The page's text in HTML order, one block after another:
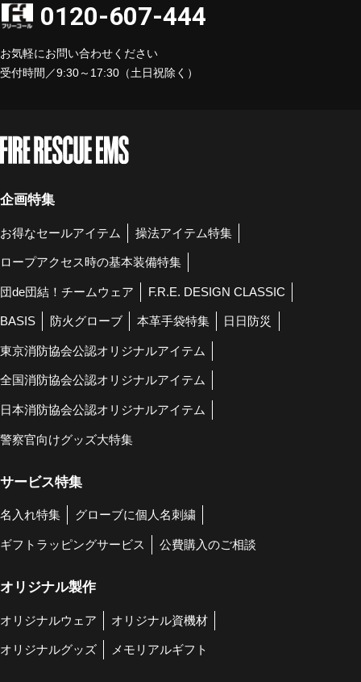
0120-607-444
お気軽にお問い合わせください
受付時間／9:30～17:30（土日祝除く）
企画特集
お得なセールアイテム 操法アイテム特集
ロープアクセス時の基本装備特集
団de団結！チームウェア F.R.E. DESIGN CLASSIC
BASIS 防火グローブ 本革手袋特集 日日防災
東京消防協会公認オリジナルアイテム
全国消防協会公認オリジナルアイテム
日本消防協会公認オリジナルアイテム
警察官向けグッズ大特集
サービス特集
名入れ特集 グローブに個人名刺繍
ギフトラッピングサービス 公費購入のご相談
オリジナル製作
オリジナルウェア オリジナル資機材
オリジナルグッズ メモリアルギフト